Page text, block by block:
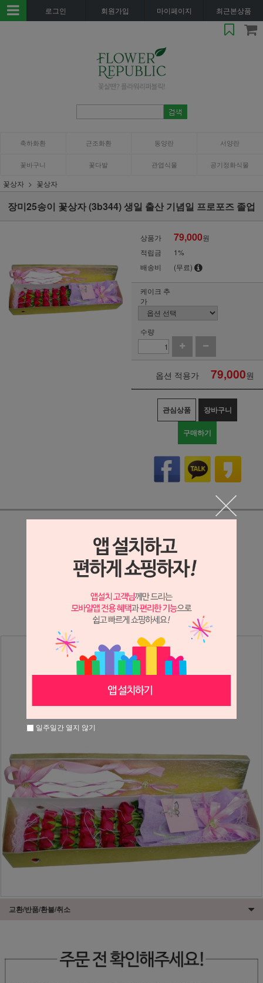
로그인 회원가입 마이페이지 최근본상품
축하화환 근조화환 동양란 서양란
꽃바구니 꽃다발 관엽식물 공기정화식물
꽃상자 꽃상자
장미25송이 꽃상자 (3b344) 생일 출산 기념일 프로포즈 졸업
상품가 79,000원
적립금
1%
배송비
(무료)
케이크 추
가
수량
옵션 적용가 79,000원
관심상품 장바구니
구매하기
상세정보 새창 열기
상세 정보를 확대해 보실 수 있습니다.
※ 필독해주세요 ※
장미는 시세 변동에 따라 가격이 달라질 수 있으니
교환/반품/환불/취소
일주일간 열지 않기